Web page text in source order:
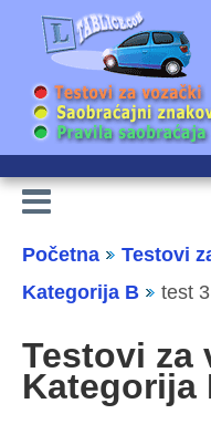
Početna
Testovi
Kategorija B
test 3
Testovi za
Kategorija